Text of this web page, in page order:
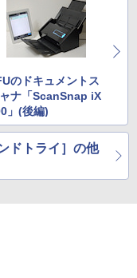
のドキュメントス
ナ「ScanSnap iX
」(後編)
ドトライ］の他